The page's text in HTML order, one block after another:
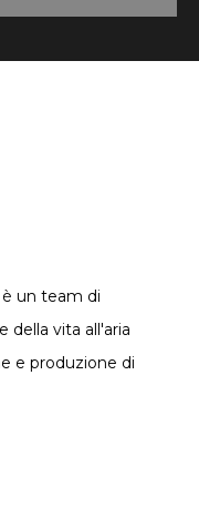
è un team di
della vita all'aria
e produzione di